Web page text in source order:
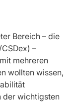
Bereich – die
–
mehreren
wollten wissen,
der wichtigsten